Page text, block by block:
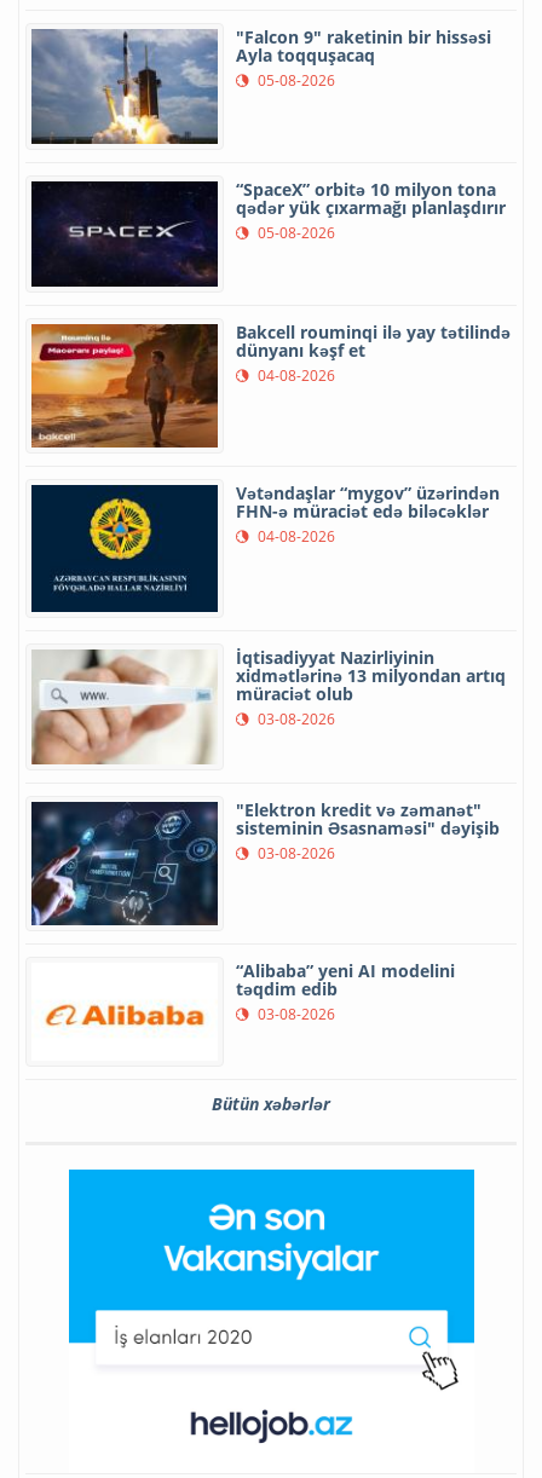
"Falcon 9" raketinin bir hissəsi
Ayla toqquşacaq
05-08-2026
“SpaceX” orbitə 10 milyon tona
qədər yük çıxarmağı planlaşdırır
05-08-2026
Bakcell rouminqi ilə yay tətilində
dünyanı kəşf et
04-08-2026
Vətəndaşlar “mygov” üzərindən
FHN-ə müraciət edə biləcəklər
04-08-2026
İqtisadiyyat Nazirliyinin
xidmətlərinə 13 milyondan artıq
müraciət olub
03-08-2026
"Elektron kredit və zəmanət"
sisteminin Əsasnaməsi" dəyişib
03-08-2026
“Alibaba” yeni AI modelini
təqdim edib
03-08-2026
Bütün xəbərlər